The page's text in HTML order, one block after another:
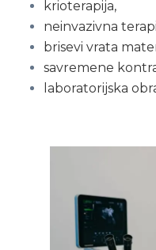
krioterapija,
neinvazivna
brisevi vrata
savremene
laboratorijska